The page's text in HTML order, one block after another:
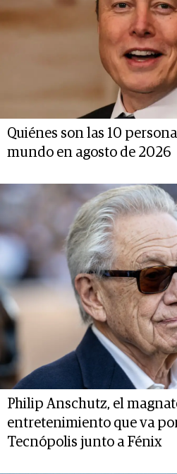
Quiénes son las 10
mundo en agosto de 2026
Philip Anschutz, el
entretenimiento que va
Tecnópolis junto a Fénix